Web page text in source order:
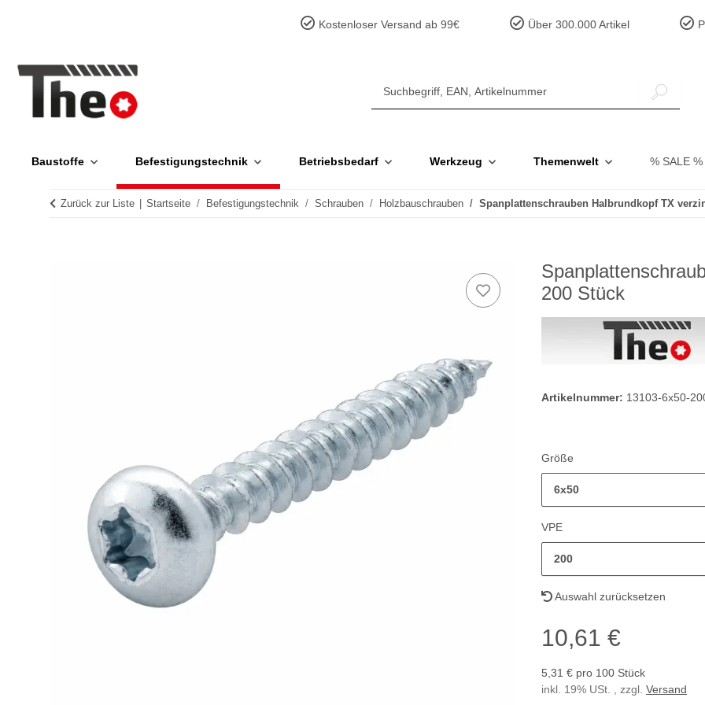
Kostenloser Versand ab 99€ Über 300.000 Artikel
Baustoffe Befestigungstechnik Betriebsbedarf Werkzeug Themenwelt % SALE %
Zurück zur Liste Startseite Befestigungstechnik Schrauben Holzbauschrauben Spanplattenschrauben Halbrundkopf TX
200 Stück
Artikelnummer: 13103-6x50-
Größe
6x50
VPE
200
Auswahl zurücksetzen
10,61 €
5,31 € pro 100 Stück
inkl. 19% USt. , zzgl. Versand